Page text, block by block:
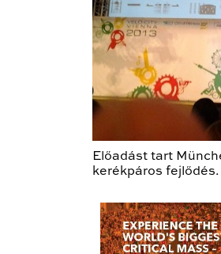
Előadást tart
kerékpáros fejlődés.